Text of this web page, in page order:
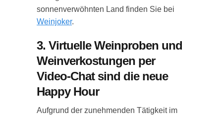
sonnenverwöhnten Land finden Sie bei
Weinjoker.
3. Virtuelle Weinproben und
Weinverkostungen per
Video-Chat sind die neue
Happy Hour
Aufgrund der zunehmenden Tätigkeit im